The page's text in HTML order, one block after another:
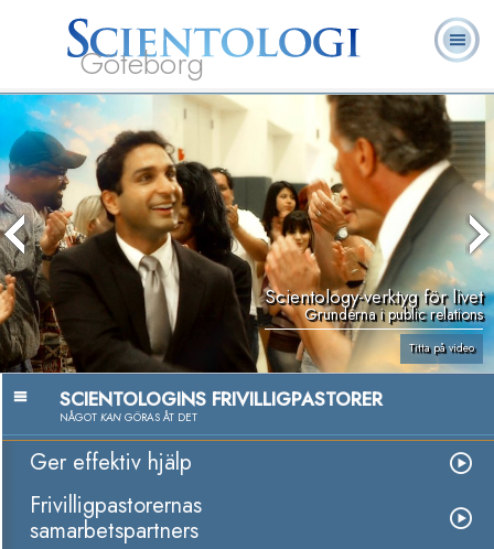
Göteborg
L. Ron
Hubbard
Scientologi?
Frivilligpastorer
Ofta ställda
frågor
Böcker
Scientology-verktyg för livet
Grunderna i public relations
Titta på video
SCIENTOLOGINS FRIVILLIGPASTORER
NÅGOT KAN GÖRAS ÅT DET
Ger effektiv hjälp
Frivilligpastorernas
samarbetspartners